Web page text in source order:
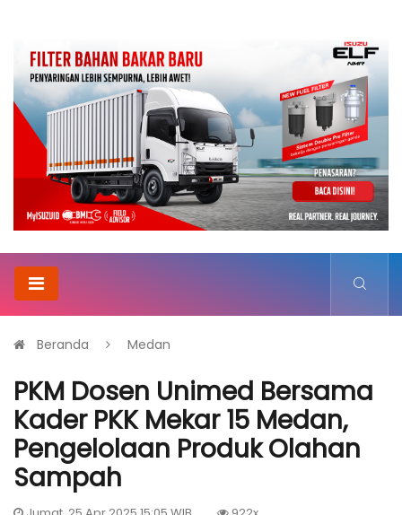
Beranda Medan
PKM Dosen Unimed Bersama
Kader PKK Mekar 15 Medan,
Pengelolaan Produk Olahan
Sampah